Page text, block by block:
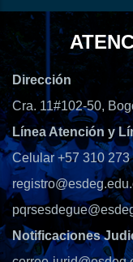
Dirección
Cra. 11#102-50,
Línea Atención y
Celular +57 310 273
Notificaciones